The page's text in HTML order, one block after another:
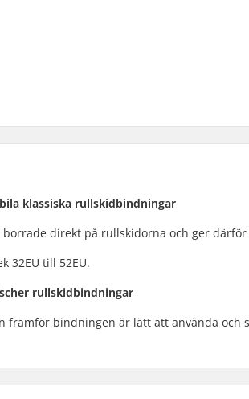
klassiska rullskidbindningar
direkt på rullskidorna och ger
32EU till 52EU.
rullskidbindningar
framför bindningen är lätt att använda och